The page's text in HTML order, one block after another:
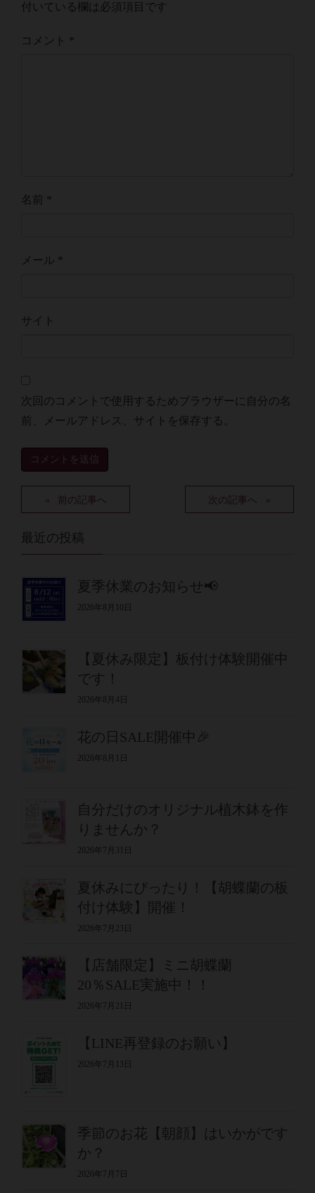
付いている欄は必須項目です
コメント
名前
メール
サイト
次回のコメントで使用するためブラウザーに自分の名
前、メールアドレス、サイトを保存する。
前の記事へ 次の記事へ
最近の投稿
夏季休業のお知らせ📢
2026年8月10日
【夏休み限定】板付け体験開催中
です！
2026年8月4日
花の日SALE開催中🎉
2026年8月1日
自分だけのオリジナル植木鉢を作
りませんか？
2026年7月31日
夏休みにぴったり！【胡蝶蘭の板
付け体験】開催！
2026年7月23日
【店舗限定】ミニ胡蝶蘭
20％SALE実施中！！
2026年7月21日
【LINE再登録のお願い】
2026年7月13日
季節のお花【朝顔】はいかがです
か？
2026年7月7日